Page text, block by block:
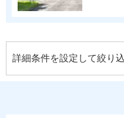
詳細条件を設定して絞り